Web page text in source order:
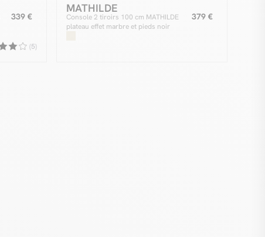
339 €
(5)
MATHILDE
Console 2 tiroirs 100 cm MATHILDE
plateau effet marbre et pieds noir
379 €